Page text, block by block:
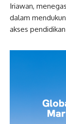
Iriawan,
dalam
akses